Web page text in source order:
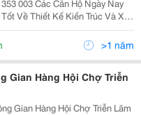
Hộ Ngày Nay
Về Thiết Kế Kiến Trúc Và Xây
Kế Thi Công Nội Thất Căn Hộ
Từ Diện Tích Đến Khôn >1 năm
Gian Hàng Hội Chợ Triễn
Gian Hàng Hội Chợ Triễn Lãm